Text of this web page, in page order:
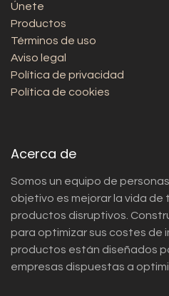
Únete
Productos
Términos de uso
Aviso legal
Política de privacidad
Política de cookies
Acerca de
Somos un equipo de
objetivo es mejorar la vida de
productos disruptivos.
para optimizar sus costes de
productos están diseñados
empresas dispuestas a